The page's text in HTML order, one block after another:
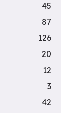
45
87
126
20
12
3
42